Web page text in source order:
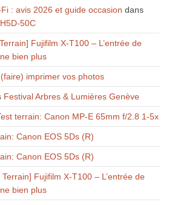
: avis 2026 et guide occasion dans
50C
Fujifilm X-T100 – L’entrée de
bien plus
imprimer vos photos
Festival Arbres & Lumières Genève
terrain: Canon MP-E 65mm f/2.8 1-5x
Canon EOS 5Ds (R)
Canon EOS 5Ds (R)
Terrain] Fujifilm X-T100 – L’entrée de
bien plus